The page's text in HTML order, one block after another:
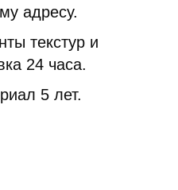
адресу.
текстур и
24 часа.
5 лет.